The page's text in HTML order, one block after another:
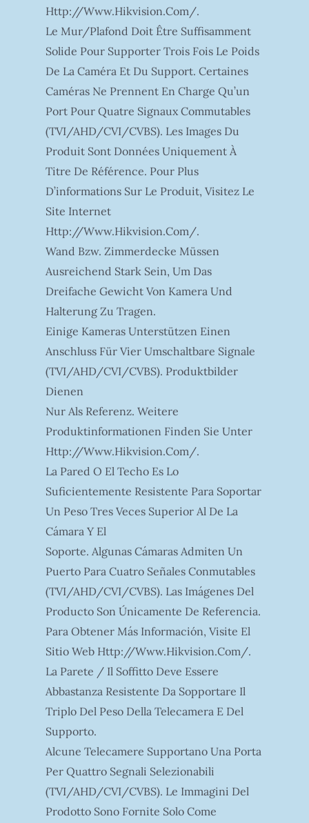
Http://www.hikvision.com/.
Le Mur/plafond Doit Être Suffisamment
Solide Pour Supporter Trois Fois Le Poids
De La Caméra Et Du Support. Certaines
Caméras Ne Prennent En Charge Qu’un
Port Pour Quatre Signaux Commutables
(TVI/AHD/CVI/CVBS). Les Images Du
Produit Sont Données Uniquement À
Titre De Référence. Pour Plus
D’informations Sur Le Produit, Visitez Le
Site Internet
Http://www.hikvision.com/.
Wand Bzw. Zimmerdecke Müssen
Ausreichend Stark Sein, Um Das
Dreifache Gewicht Von Kamera Und
Halterung Zu Tragen.
Einige Kameras Unterstützen Einen
Anschluss Für Vier Umschaltbare Signale
(TVI/AHD/CVI/CVBS). Produktbilder
Dienen
Nur Als Referenz. Weitere
Produktinformationen Finden Sie Unter
Http://www.hikvision.com/.
La Pared O El Techo Es Lo
Suficientemente Resistente Para Soportar
Un Peso Tres Veces Superior Al De La
Cámara Y El
Soporte. Algunas Cámaras Admiten Un
Puerto Para Cuatro Señales Conmutables
(TVI/AHD/CVI/CVBS). Las Imágenes Del
Producto Son Únicamente De Referencia.
Para Obtener Más Información, Visite El
Sitio Web Http://www.hikvision.com/.
La Parete / Il Soffitto Deve Essere
Abbastanza Resistente Da Sopportare Il
Triplo Del Peso Della Telecamera E Del
Supporto.
Alcune Telecamere Supportano Una Porta
Per Quattro Segnali Selezionabili
(TVI/AHD/CVI/CVBS). Le Immagini Del
Prodotto Sono Fornite Solo Come